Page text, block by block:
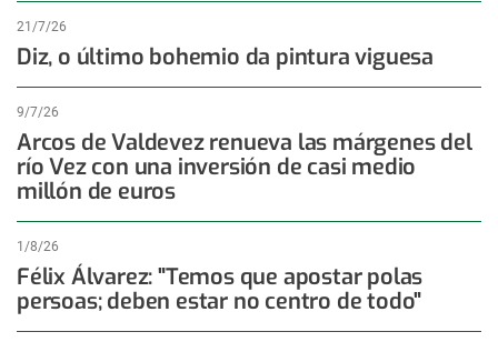
21/7/26
Diz, o último bohemio da pintura viguesa
9/7/26
Arcos de Valdevez renueva las márgenes del
río Vez con una inversión de casi medio
millón de euros
1/8/26
Félix Álvarez: "Temos que apostar polas
persoas; deben estar no centro de todo"